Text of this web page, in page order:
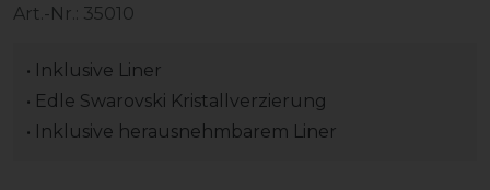
Art.-Nr.: 35010
• Inklusive Liner
• Edle Swarovski Kristallverzierung
• Inklusive herausnehmbarem Liner